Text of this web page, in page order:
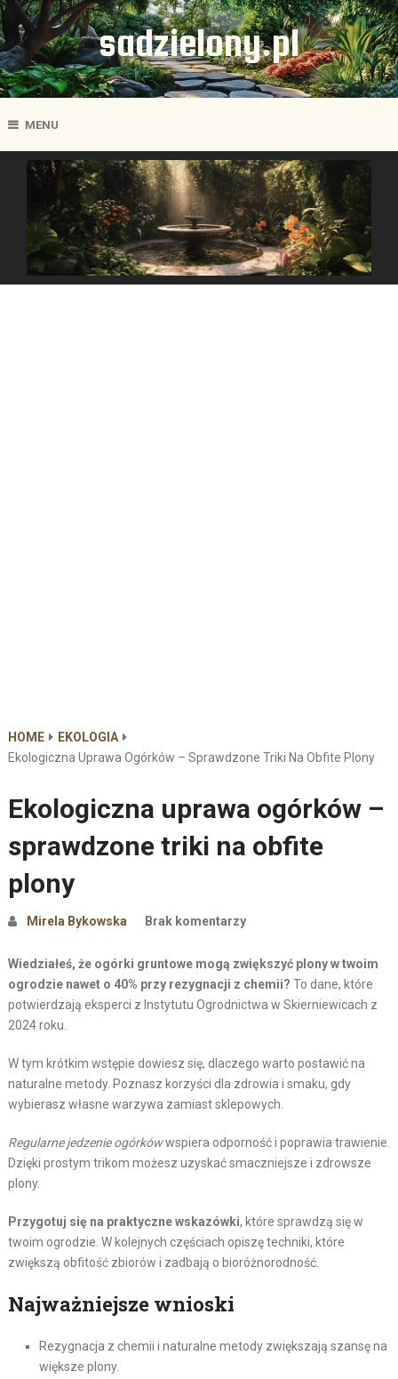
sadzielony.pl
MENU
HOME
EKOLOGIA
Ekologiczna Uprawa Ogórków – Sprawdzone Triki Na Obfite Plony
Ekologiczna uprawa ogórków –
sprawdzone triki na obfite
plony
Mirela Bykowska Brak komentarzy
Wiedziałeś, że ogórki gruntowe mogą zwiększyć plony w twoim
ogrodzie nawet o 40% przy rezygnacji z chemii? To dane, które
potwierdzają eksperci z Instytutu Ogrodnictwa w Skierniewicach z
2024 roku.
W tym krótkim wstępie dowiesz się, dlaczego warto postawić na
naturalne metody. Poznasz korzyści dla zdrowia i smaku, gdy
wybierasz własne warzywa zamiast sklepowych.
Regularne jedzenie ogórkówwspiera odporność i poprawia trawienie.
Dzięki prostym trikom możesz uzyskać smaczniejsze i zdrowsze
plony.
Przygotuj się na praktyczne wskazówki, które sprawdzą się w
twoim ogrodzie. W kolejnych częściach opiszę techniki, które
zwiększą obfitość zbiorów i zadbają o bioróżnorodność.
Najważniejsze wnioski
Rezygnacja z chemii i naturalne metody zwiększają szansę na
większe plony.